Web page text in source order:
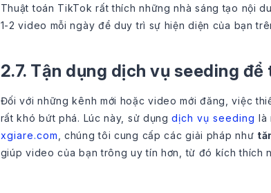
Thuật toán TikTok rất thích những nhà sáng tạo nội
1-2 video mỗi ngày để duy trì sự hiện diện của bạn
2.7. Tận dụng dịch vụ seeding
Đối với những kênh mới hoặc video mới đăng, việc
rất khó bứt phá. Lúc này, sử dụngdịch vụ seeding là
xgiare.com , chúng tôi cung cấp các giải pháp như
giúp video của bạn trông uy tín hơn, từ đó kích thích